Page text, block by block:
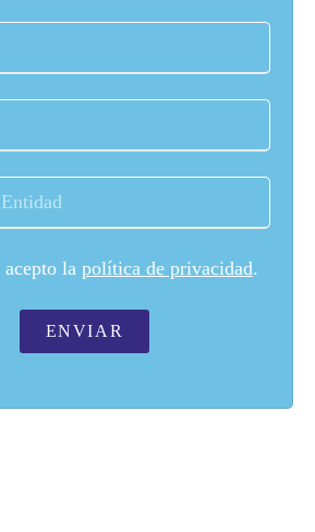
la política de privacidad.
ENVIAR